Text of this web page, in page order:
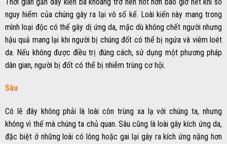
nguy hiểm của chúng gây ra lại vô số kể. Loài kiến này mang trong
mình loại độc có thể gây dị ứng da, mặc dù không chết người nhưng
hậu quả mang lại khi người bị chúng đốt có thể bị ngứa và viêm loét
da. Nếu không được điều trị đúng cách, sử dụng một phương pháp
dân gian, người bị đốt có thể bị nhiễm trùng cơ hội.
Sâu
Có lẽ đây không phải là loài côn trùng xa lạ với chúng ta, nhưng
không vì thế mà chúng ta chủ quan. Sâu cũng là loài gây kích ứng da,
đặc biệt ở những loài có lông hoặc gai lại gây ra kích ứng nặng hơn